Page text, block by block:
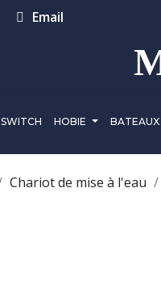
Email
SWITCH HOBIE BATEAUX
Chariot de mise à l'eau